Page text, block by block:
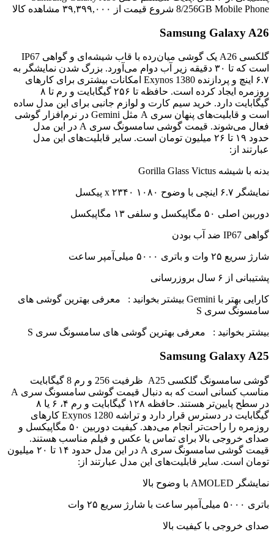
8/256GB Mobile Phone شروع قیمت از ۳۹,۳۹۹,۰۰۰ مشاهده کالا
Samsung Galaxy A26
گلکسی A26 یک گوشی میان‌رده با قاب شیشه‌ای و گواهی IP67
است که تا ۳۰ دقیقه زیر آب دوام می‌آورد. بزرگ شدن نمایشگر به
۶.۷ اینچ و پردازنده Exynos 1380 امکانات بیشتری برای کارهای
روزمره ایجاد کرده است. حافظه تا ۲۵۶ گیگابایت و رم تا ۸
گیگابایت دارد. خرید سیم کارت و لوازم جانبی برای این مدل ساده
است و قابلیت‌های پنهان سری A مثل Gemini در نرم‌افزار گوشی
فعال می‌شوند. قیمت گوشی سامسونگ سری A در این مدل
حدود ۱۹ تا ۲۶ میلیون تومان است. سایر قابلیت‌های این مدل
عبارتند از:
بدنه با شیشه Gorilla Glass Victus
نمایشگر ۶.۷ اینچی با وضوح ۱۰۸۰ x ۲۳۴۰ پیکسل
دوربین اصلی ۵۰ مگاپیکسل و سلفی ۱۳ مگاپیکسل
گواهی IP67 ضد آب بودن
شارژ سریع ۲۵ وات و باتری ۵۰۰۰ میلی‌آمپر ساعت
پشتیبانی از ۶ سال بروزرسانی
کارایی بهتر با Gemini بیشتر بخوانید : معرفی بهترین گوشی های
سامسونگ سری S
بیشتر بخوانید : معرفی بهترین گوشی های سامسونگ سری S
Samsung Galaxy A25
گوشی سامسونگ گلکسی A25 ظرفیت 256 و رم 8 گیگابایت
مناسب کسانی است که به دنبال قیمت گوشی سامسونگ سری A
در سطح پایین‌تر هستند. حافظه ۱۲۸ گیگابایت و رم ۴، ۶ یا ۸
گیگابایت در دسترس قرار دارد و تراشه Exynos 1280 کارهای
روزمره را راحت‌تر انجام می‌دهد. کیفیت دوربین ۵۰ مگاپیکسل و
صدای خروجی بالا برای تماس یا عکس و فیلم مناسب هستند.
قیمت گوشی سامسونگ سری A در این مدل حدود ۱۴ تا ۲۰ میلیون
تومان است. سایر قابلیت‌های این مدل عبارتند از:
نمایشگر AMOLED با وضوح بالا
باتری ۵۰۰۰ میلی‌آمپر ساعت با شارژ سریع ۲۵ وات
صدای خروجی با کیفیت بالا